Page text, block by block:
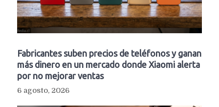
Fabricantes suben precios de teléfonos y ganan
más dinero en un mercado donde Xiaomi alerta
por no mejorar ventas
6 agosto, 2026